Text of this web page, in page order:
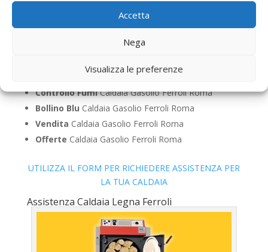
Accetta
Nega
Visualizza le preferenze
Caldaia Gasolio Ferroli Roma
RiparazioneCaldaia Gasolio Ferroli Roma
Caldaia Gasolio Ferroli Roma
Caldaia Gasolio Ferroli Roma
Controllo FumiCaldaia Gasolio Ferroli Roma
Bollino Blu Caldaia Gasolio Ferroli Roma
Vendita Caldaia Gasolio Ferroli Roma
Offerte Caldaia Gasolio Ferroli Roma
UTILIZZA IL FORM PER RICHIEDERE ASSISTENZA PER
LA TUA CALDAIA
Assistenza Caldaia Legna Ferroli